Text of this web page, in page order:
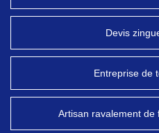
Devis
Entreprise de
Artisan ravalement de